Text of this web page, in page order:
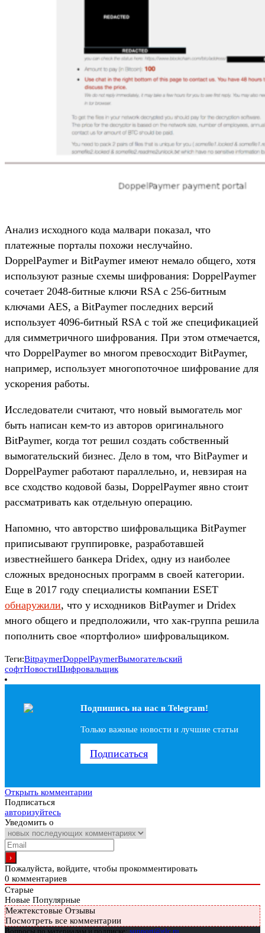
Анализ исходного кода малвари показал, что
платежные порталы похожи неслучайно.
DoppelPaymer и BitPaymer имеют немало общего, хотя
используют разные схемы шифрования: DoppelPaymer
сочетает 2048-битные ключи RSA с 256-битным
ключами AES, а BitPaymer последних версий
использует 4096-битный RSA с той же спецификацией
для симметричного шифрования. При этом отмечается,
что DoppelPaymer во многом превосходит BitPaymer,
например, использует многопоточное шифрование для
ускорения работы.
Исследователи считают, что новый вымогатель мог
быть написан кем-то из авторов оригинального
BitPaymer, когда тот решил создать собственный
вымогательский бизнес. Дело в том, что BitPaymer и
DoppelPaymer работают параллельно, и, невзирая на
все сходство кодовой базы, DoppelPaymer явно стоит
рассматривать как отдельную операцию.
Напомню, что авторство шифровальщика BitPaymer
приписывают группировке, разработавшей
известнейшего банкера Dridex, одну из наиболее
сложных вредоносных программ в своей категории.
Еще в 2017 году специалисты компании ESET
обнаружили, что у исходников BitPaymer и Dridex
много общего и предположили, что хак-группа решила
пополнить свое «портфолио» шифровальщиком.
Теги:BitpaymerDoppelPaymerВымогательский
софтНовостиШифровальщик
Подпишись на наc в Telegram!
Только важные новости и лучшие статьи
Подписаться
Открыть комментарии
Подписаться
авторизуйтесь
Уведомить о
Пожалуйста, войдите, чтобы прокомментировать
0 комментариев
Старые
Новые Популярные
Межтекстовые Отзывы
Посмотреть все комментарии
Вопросы по материалам и подписке: support@glc.ru